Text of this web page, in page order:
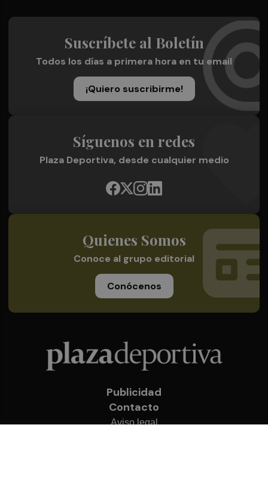
Suscríbete al Boletín
Todos los días a primera hora en tu email
¡Quiero suscribirme!
Síguenos en redes
Plaza Deportiva, desde cualquier medio
Quienes Somos
Conoce al grupo editorial
Conócenos
Publicidad
Contacto
Aviso legal